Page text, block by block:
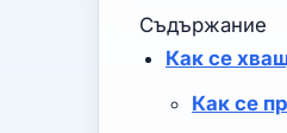
Съдържание
Как се
Как се